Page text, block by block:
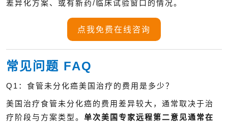
差异化方案、或有新药/临床试验窗口的情况。
点我免费在线咨询
常见问题 FAQ
Q1：食管未分化癌美国治疗的费用是多少？
美国治疗食管未分化癌的费用差异较大，通常取决于治
疗阶段与方案类型。 单次美国专家远程第二意见通常在